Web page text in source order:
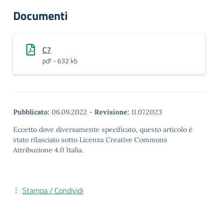
Documenti
C7
pdf - 632 kb
Pubblicato: 06.09.2022 - Revisione: 11.07.2023
Eccetto dove diversamente specificato, questo articolo è
stato rilasciato sotto Licenza Creative Commons
Attribuzione 4.0 Italia.
Stampa / Condividi